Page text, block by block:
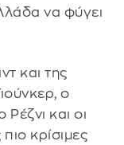
να φύγει
και της
ο
και οι
κρίσιμες